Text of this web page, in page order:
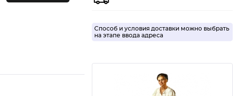
Способ и условия доставки можно выбрать
на этапе ввода адреса